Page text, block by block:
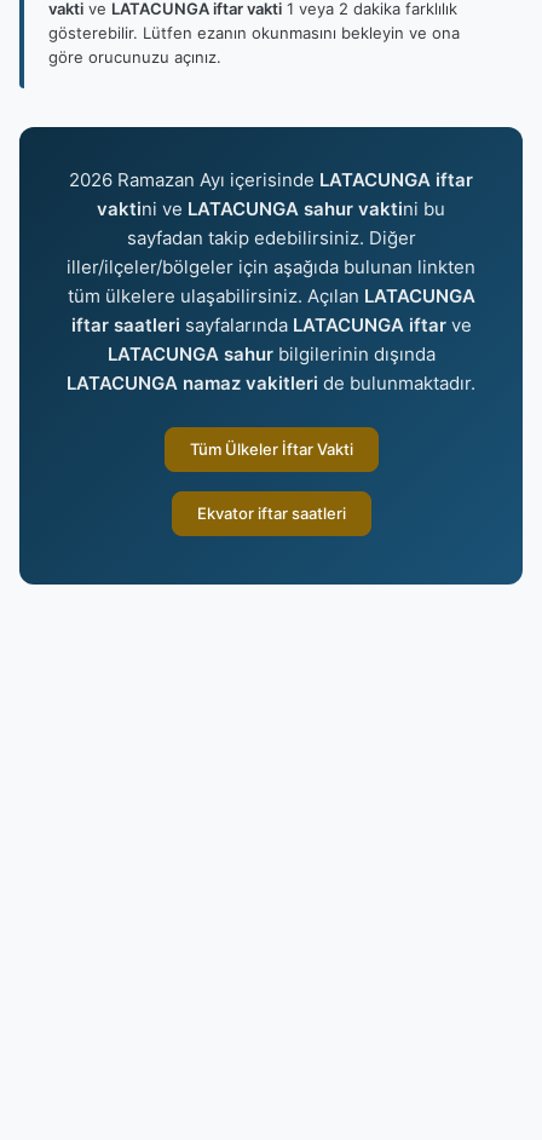
vakti ve LATACUNGA iftar vakti 1 veya 2 dakika farklılık
gösterebilir. Lütfen ezanın okunmasını bekleyin ve ona
göre orucunuzu açınız.
2026 Ramazan Ayı içerisinde LATACUNGA iftar
vaktini ve LATACUNGA sahur vaktini bu
sayfadan takip edebilirsiniz. Diğer
iller/ilçeler/bölgeler için aşağıda bulunan linkten
tüm ülkelere ulaşabilirsiniz. Açılan LATACUNGA
iftar saatleri sayfalarında LATACUNGA iftarve
LATACUNGA sahurbilgilerinin dışında
LATACUNGA namaz vakitleri de bulunmaktadır.
Tüm Ülkeler İftar Vakti
Ekvator iftar saatleri